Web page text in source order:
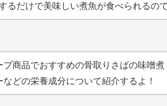
るだけで美味しい煮魚が食べられるの
プ商品でおすすめの骨取りさばの味噌
どの栄養成分について紹介するよ！